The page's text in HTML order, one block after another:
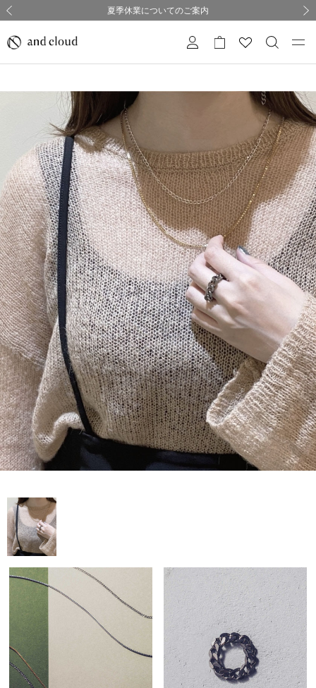
採用のご案内
熊本県熊本地方を震源とする地震の影響について
夏季休業についてのご案内
購入証明書ペーパーレス化のお知らせ
採用のご案内
熊本県熊本地方を震源とする地震の影響について